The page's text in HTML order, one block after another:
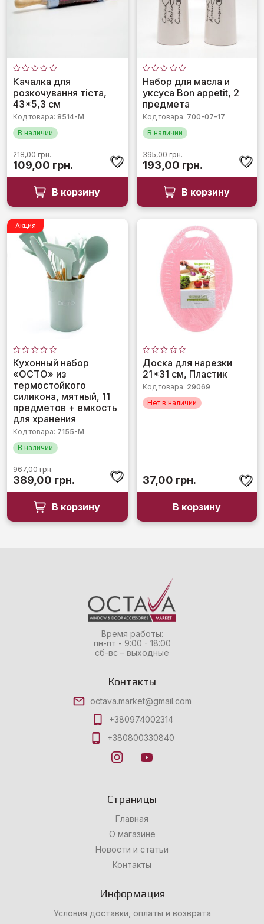
Оценка
0
из
5
Качалка для
розкочування тіста,
43*5,3 см
Код товара: 8514-М
В наличии
218,00грн.
Первоначальная
цена
составляла
218,00 грн..
109,00 грн. Текущая
цена:
109,00 грн..
В корзину
Оценка
0
из
5
Набор для масла и
уксуса Bon appetit, 2
предмета
Код товара: 700-07-17
В наличии
395,00грн.
Первоначальная
цена
составляла
395,00 грн..
193,00 грн.Текущая
цена:
193,00
В корзину
Акция
Оценка
0
из
Кухонный набор
«OCTO» из
термостойкого
силикона, мятный, 11
предметов + емкость
для хранения
Код товара: 7155-М
В наличии
967,00грн.
Первоначальная
цена
составляла
967,00 грн..
389,00 грн. Текущая
цена:
389,00 грн..
В корзину
Оценка
0
из
Доска для нарезки
21*31 см, Пластик
Код товара: 29069
Нет в наличии
37,00 грн.
В корзину
Время работы:
пн-пт - 9:00 - 18:00
сб-вс – выходные
Контакты
octava.market@gmail.com
+380974002314
+380800330840
Страницы
Главная
О магазине
Новости и статьи
Контакты
Информация
Условия доставки, оплаты и возврата